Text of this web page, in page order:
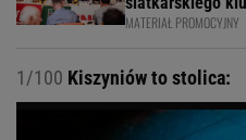
MATERIAŁ PROMOCYJNY
1/100 Kiszyniów to stolica: